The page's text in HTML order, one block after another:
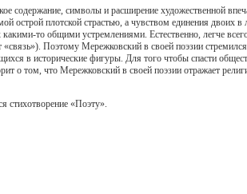
содержание, символы и расширение художественной
острой плотской страстью, а чувством единения
то общими устремлениями. Естественно, легче
Поэтому Мережковский в своей поэзии стремился
в исторические фигуры. Для того чтобы спасти
о том, что Мережковский в своей поэзии отражает
стихотворение «Поэту».